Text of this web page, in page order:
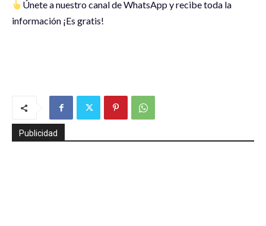
Únete a nuestro canal de WhatsApp y recibe toda la
información ¡Es gratis!
Publicidad